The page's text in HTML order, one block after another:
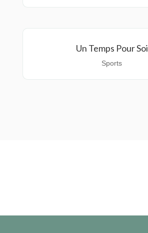
Un Temps Pour Soi
Sports